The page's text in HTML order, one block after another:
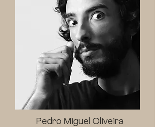
Pedro Miguel Oliveira